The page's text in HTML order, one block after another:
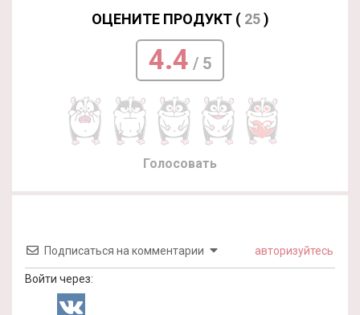
ОЦЕНИТЕ ПРОДУКТ ( 25)
4.4 / 5
Голосовать
Подписаться на комментарии авторизуйтесь
Войти через: